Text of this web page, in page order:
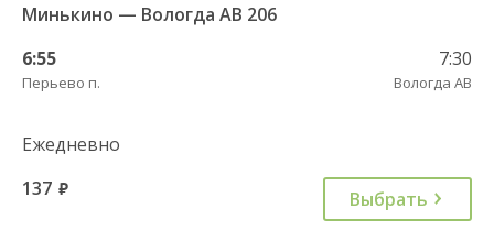
Минькино — Вологда АВ 206
6:55
Перьево п.
7:30
Вологда АВ
Ежедневно
137 руб. Выбрать